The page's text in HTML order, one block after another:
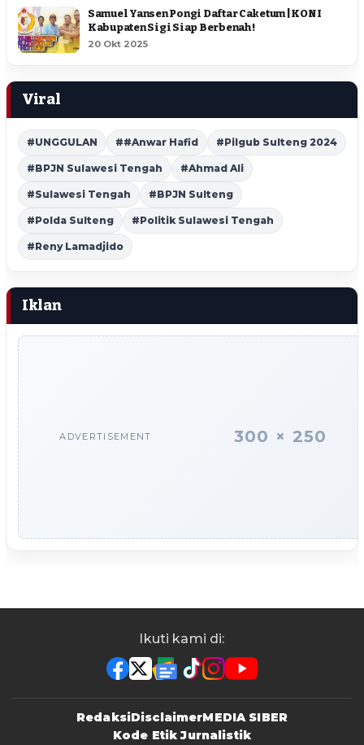
Samuel Yansen Pongi Daftar Caketum | KONI
Kabupaten Sigi Siap Berbenah !
20 Okt 2025
Viral
#UNGGULAN ##Anwar Hafid #Pilgub Sulteng 2024
#BPJN Sulawesi Tengah #Ahmad Ali
#Sulawesi Tengah #BPJN Sulteng
#Polda Sulteng #Politik Sulawesi Tengah
#Reny Lamadjido
Iklan
ADVERTISEMENT 300 × 250
Ikuti kami di:
RedaksiDisclaimerMEDIA SIBER
Kode Etik Jurnalistik